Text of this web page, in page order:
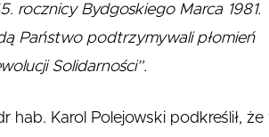
rocznicy Bydgoskiego Marca 1981.
Państwo podtrzymywali płomień
Solidarności”.
Karol Polejowski podkreślił, że